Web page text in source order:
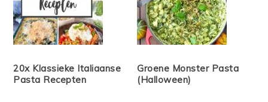
20x Klassieke Italiaanse
Pasta Recepten
Groene Monster Pasta
(Halloween)